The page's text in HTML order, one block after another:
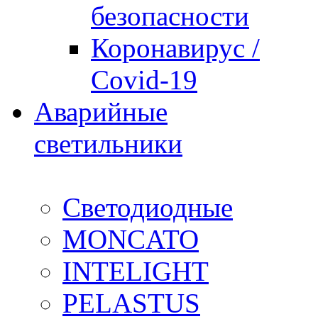
безопасности
Коронавирус /
Covid-19
Аварийные
светильники
Светодиодные
MONCATO
INTELIGHT
PELASTUS